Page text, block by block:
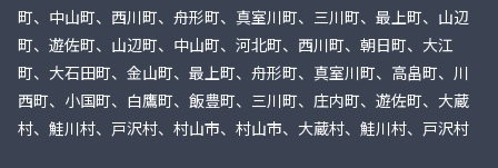
町、中山町、西川町、舟形町、真室川町、三川町、最上町、山辺
町、遊佐町、山辺町、中山町、河北町、西川町、朝日町、大江
町、大石田町、金山町、最上町、舟形町、真室川町、高畠町、川
西町、小国町、白鷹町、飯豊町、三川町、庄内町、遊佐町、大蔵
村、鮭川村、戸沢村、村山市、村山市、大蔵村、鮭川村、戸沢村